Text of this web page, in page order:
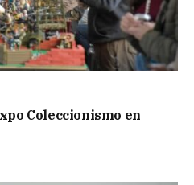
Coleccionismo en